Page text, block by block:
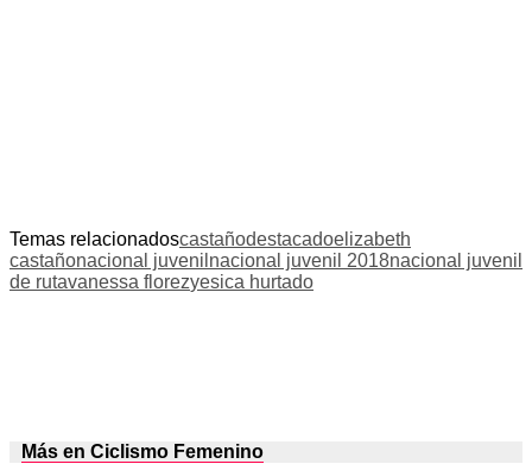
Temas relacionadoscastañodestacadoelizabeth
castañonacional juvenil nacional juvenil 2018nacional juvenil
de rutavanessa florezyesica hurtado
Más en Ciclismo Femenino